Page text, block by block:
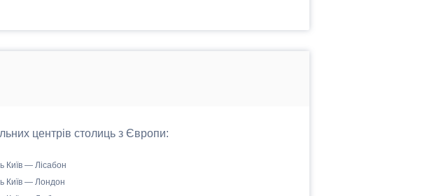
центрів столиць з Європи:
Київ — Лісабон
Київ — Лондон